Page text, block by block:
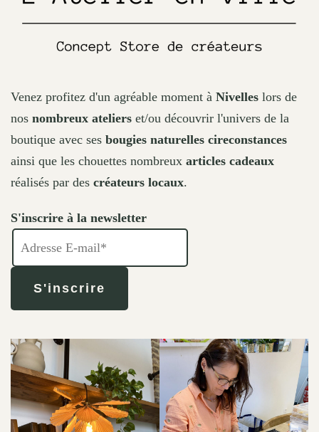
page
Venez profitez d'un agréable moment à Nivelles lors de
nos nombreux ateliers et/ou découvrir l'univers de la
boutique avec ses bougies naturelles cireconstances
ainsi que les chouettes nombreux articles cadeaux
réalisés par des créateurs locaux.
S'inscrire à la newsletter